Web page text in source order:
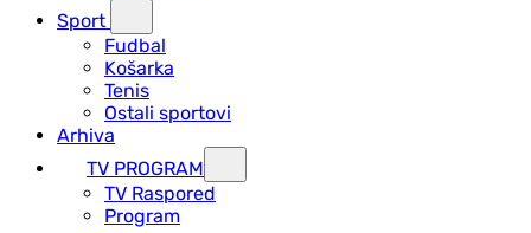
Sport
Fudbal
Košarka
Tenis
Ostali sportovi
Arhiva
TV PROGRAM
ТV Raspored
Program